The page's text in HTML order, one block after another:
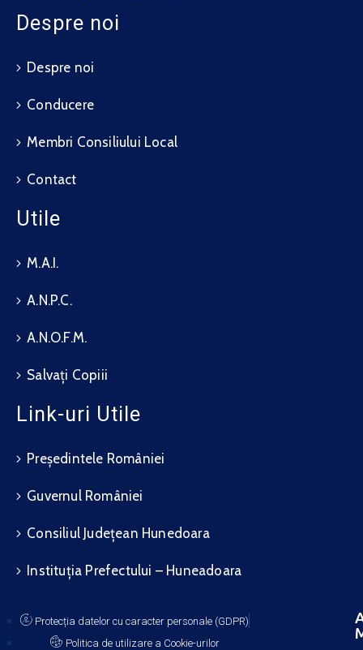
Despre noi
Despre noi
Conducere
Membri Consiliului Local
Contact
Utile
M.A.I.
A.N.P.C.
A.N.O.F.M.
Salvați Copiii
Link-uri Utile
Președintele României
Guvernul României
Consiliul Județean Hunedoara
Instituția Prefectului – Huneadoara
Protecția datelor cu caracter personale (GDPR)
Politica de utilizare a Cookie-urilor